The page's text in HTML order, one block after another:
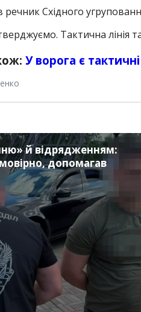
Східного
Тактична лінія
У ворога є
й відрядженням:
допомагав